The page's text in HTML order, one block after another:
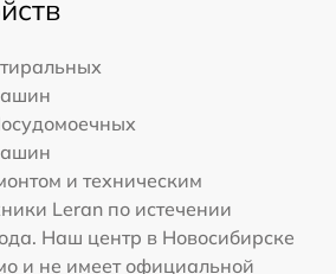
и техническим
Leran по истечении
Наш центр в Новосибирске
и не имеет официальной